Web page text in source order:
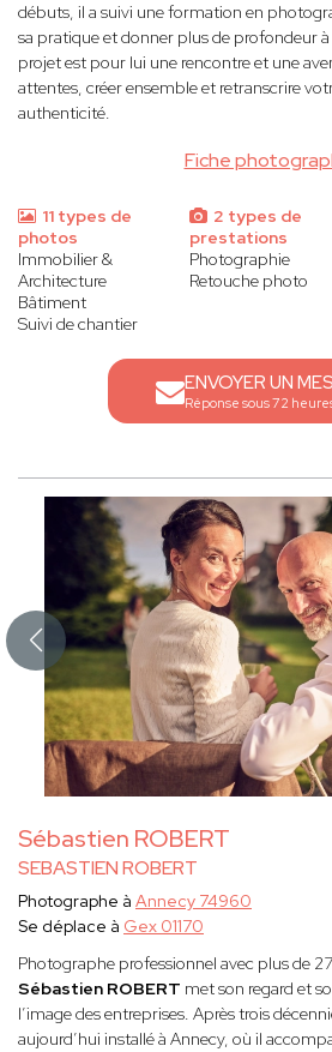
Fiche
débuts, il a suivi une formation en
sa pratique et donner plus de profondeur
projet est pour lui une rencontre et une
attentes, créer ensemble et retranscrire
authenticité.
11 types de
photos
Immobilier &
Architecture
Bâtiment
Suivi de chantier
2 types de
prestations
Photographie
Retouche photo
ENVOYER UN
Réponse sous 72
Sébastien ROBERT
SEBASTIEN ROBERT
Photographe à Annecy 74960
Se déplace à Gex 01170
Photographe professionnel avec plus de
Sébastien ROBERT met son regard et
l’image des entreprises. Après trois
aujourd’hui installé à Annecy, où il